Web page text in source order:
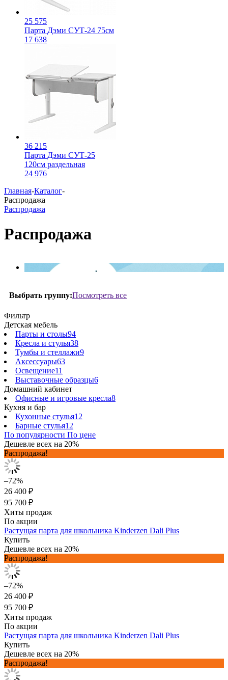
25 575
Парта Дэми СУТ-24 75см
17 638
36 215
Парта Дэми СУТ-25
120см раздельная
24 976
Главная-Каталог-
Распродажа
Распродажа
Распродажа
Выбрать группу:Посмотреть все
Фильтр
Детская мебель
Парты и столы94
Кресла и стулья38
Тумбы и стеллажи9
Аксессуары63
Освещение11
Выставочные образцы6
Домашний кабинет
Офисные и игровые кресла8
Кухня и бар
Кухонные стулья12
Барные стулья12
По популярности По цене
Дешевле всех на 20%
Распродажа!
–72%
26 400 ₽
95 700 ₽
Хиты продаж
По акции
Растущая парта для школьника Kinderzen Dali Plus
Купить
Дешевле всех на 20%
Распродажа!
–72%
26 400 ₽
95 700 ₽
Хиты продаж
По акции
Растущая парта для школьника Kinderzen Dali Plus
Купить
Дешевле всех на 20%
Распродажа!